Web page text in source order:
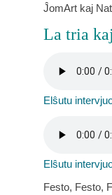
ĴomArt kaj
La tria
Elŝutu
Elŝutu
Festo, Festo,